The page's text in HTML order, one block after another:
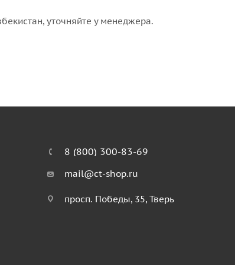
уточняйте у менеджера.
8 (800) 300-83-69
mail@ct-shop.ru
просп. Победы, 35, Тверь